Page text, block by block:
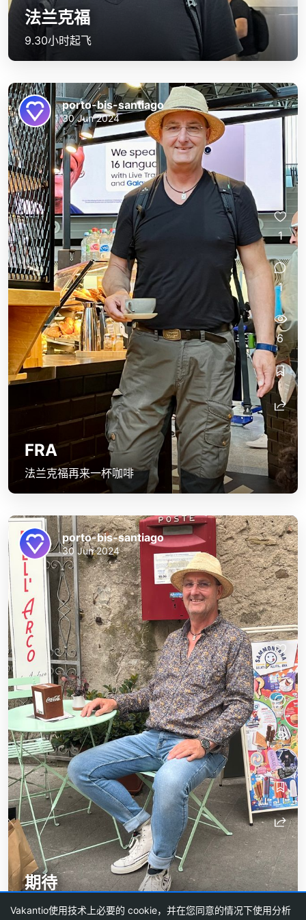
法兰克福
9.30小时起飞
FRA
法兰克福再来一杯咖啡
porto-bis-santiago
30 Jun 2024
1
1
6
期待
在2天后开始……
porto-bis-santiago
30 Jun 2024
1
7
Vakantio使用技术上必要的 cookie，并在您同意的情况下使用分析